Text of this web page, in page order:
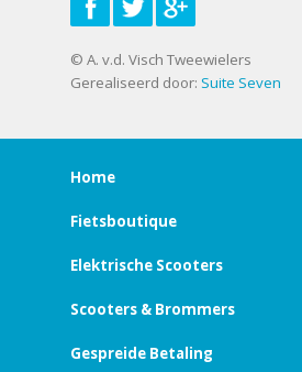
© A. v.d. Visch Tweewielers
Gerealiseerd door: Suite Seven
Home
Fietsboutique
Elektrische Scooters
Scooters & Brommers
Gespreide Betaling